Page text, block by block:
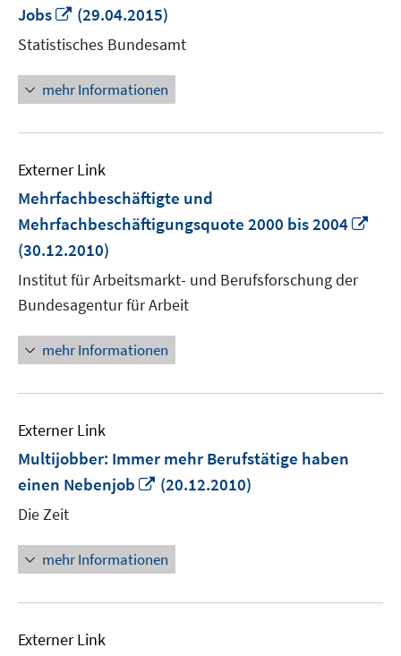
Jobs
In
neuem
Fenster
öffnen
(29.04.2015)
Statistisches Bundesamt
mehr Informationen
Externer Link
Mehrfachbeschäftigte und
Mehrfachbeschäftigungsquote 2000 bis 2004
(30.12.2010)
Institut für Arbeitsmarkt- und Berufsforschung der
Bundesagentur für Arbeit
mehr Informationen
Externer Link
Multijobber: Immer mehr Berufstätige haben
einen Nebenjob
In
öffnen
(20.12.2010)
Die Zeit
mehr Informationen
Externer Link